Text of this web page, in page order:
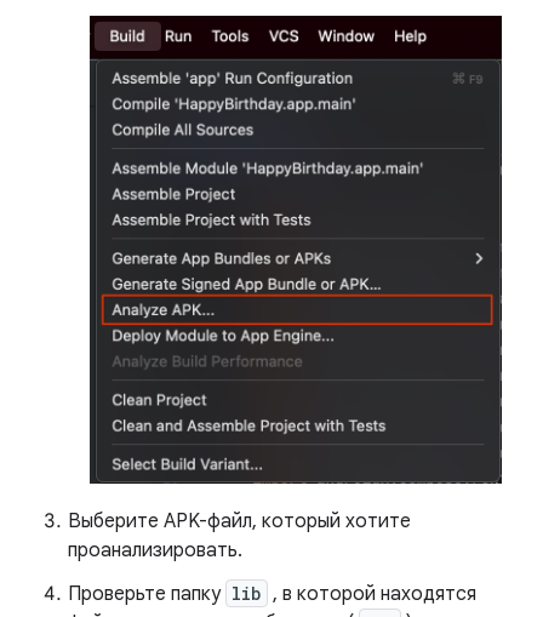
Выберите APK-файл, который хотите
проанализировать.
Проверьте папку lib , в которой находятся